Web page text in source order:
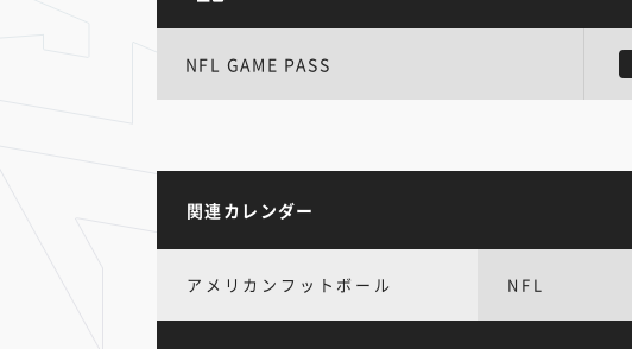
NFL GAME PASS
関連カレンダー
アメリカンフットボール NFL